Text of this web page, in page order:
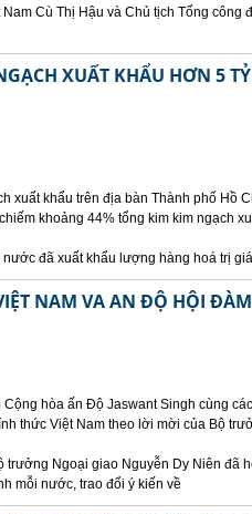
Cù Thị Hậu và Chủ tịch Tổng công
XUẤT KHẨU HƠN 5
xuất khẩu trên địa bàn Thành phố Hồ
khoảng 44% tổng kim kim ngạch
đã xuất khẩu lượng hàng hoá trị
NAM VA AN ĐỘ HỘI ĐÀM
hòa ấn Độ Jaswant Singh cùng
thức Việt Nam theo lời mời của Bộ
trưởng Ngoại giao Nguyễn Dy Niên đã
mỗi nước, trao đổi ý kiến về